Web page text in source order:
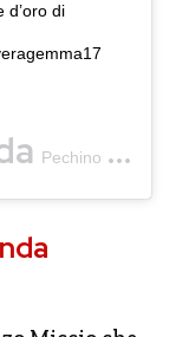
d’oro di
Pechino Express